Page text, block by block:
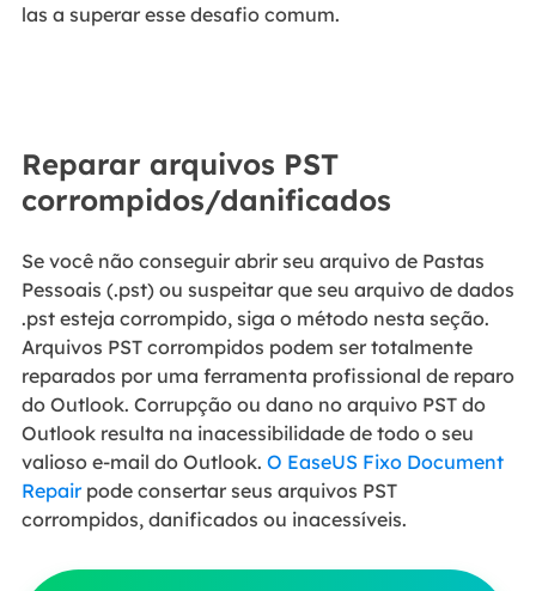
las a superar esse desafio comum.
Reparar arquivos PST
corrompidos/danificados
Se você não conseguir abrir seu arquivo de Pastas
Pessoais (.pst) ou suspeitar que seu arquivo de dados
.pst esteja corrompido, siga o método nesta seção.
Arquivos PST corrompidos podem ser totalmente
reparados por uma ferramenta profissional de reparo
do Outlook. Corrupção ou dano no arquivo PST do
Outlook resulta na inacessibilidade de todo o seu
valioso e-mail do Outlook. O EaseUS Fixo Document
Repairpode consertar seus arquivos PST
corrompidos, danificados ou inacessíveis.